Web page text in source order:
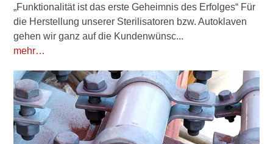
„Funktionalität ist das erste Geheimnis des Erfolges“ Für
die Herstellung unserer Sterilisatoren bzw. Autoklaven
gehen wir ganz auf die Kundenwünsc...
mehr…